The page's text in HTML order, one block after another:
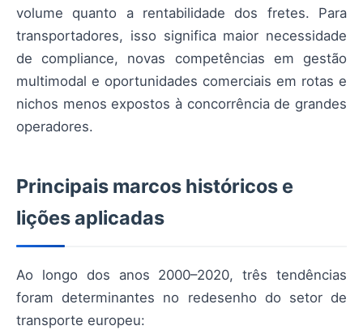
volume quanto a rentabilidade dos fretes. Para
transportadores, isso significa maior necessidade
de compliance, novas competências em gestão
multimodal e oportunidades comerciais em rotas e
nichos menos expostos à concorrência de grandes
operadores.
Principais marcos históricos e
lições aplicadas
Ao longo dos anos 2000–2020, três tendências
foram determinantes no redesenho do setor de
transporte europeu: